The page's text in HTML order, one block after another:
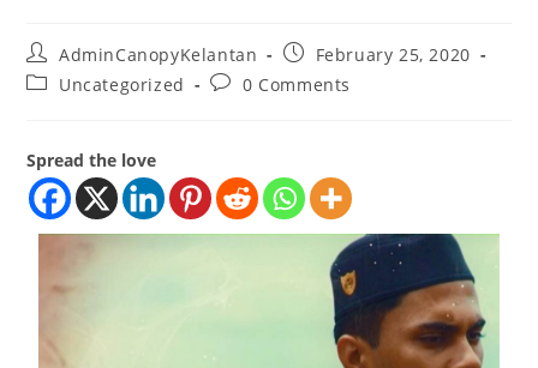
AdminCanopyKelantan
February 25, 2020
Uncategorized
0 Comments
Spread the love